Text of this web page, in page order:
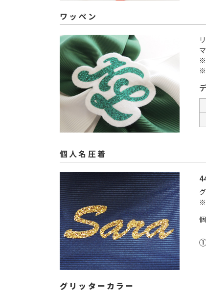
ワッペン
※
※
個人名圧着
※
グリッターカラー